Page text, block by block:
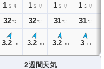
1 ミリ
32℃
3.2 m
1 ミリ
32℃
3.2 m
1 ミリ
31℃
3.2 m
1 ミリ
31℃
3 m
2週間天気